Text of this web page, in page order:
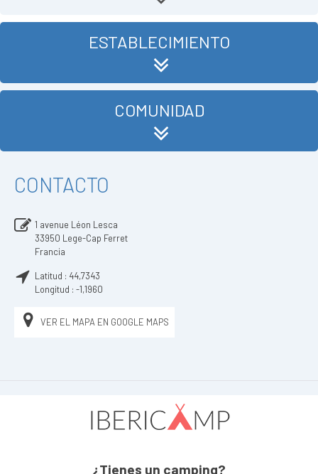
ESTABLECIMIENTO
COMUNIDAD
CONTACTO
1 avenue Léon Lesca
33950 Lege-Cap Ferret
Francia
Latitud : 44,7343
Longitud : -1,1960
VER EL MAPA EN GOOGLE MAPS
¿Tienes un camping?